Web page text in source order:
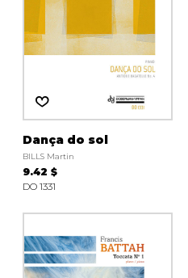
Dança do sol
BILLS Martin
9.42 $
DO 1331